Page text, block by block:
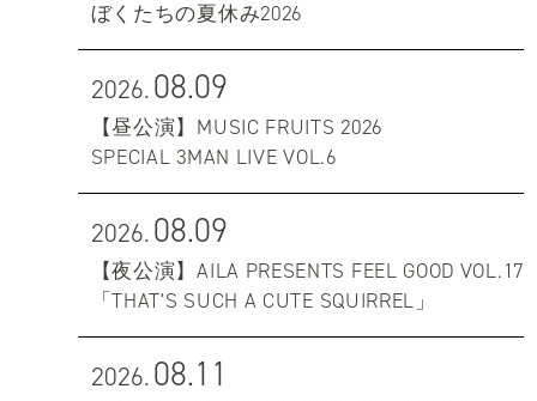
ぼくたちの夏休み2026
2026.08.09
【昼公演】MUSIC FRUITS 2026
SPECIAL 3MAN LIVE VOL.6
2026.08.09
【夜公演】AILA PRESENTS FEEL GOOD VOL.17
「THAT'S SUCH A CUTE SQUIRREL」
2026.08.11